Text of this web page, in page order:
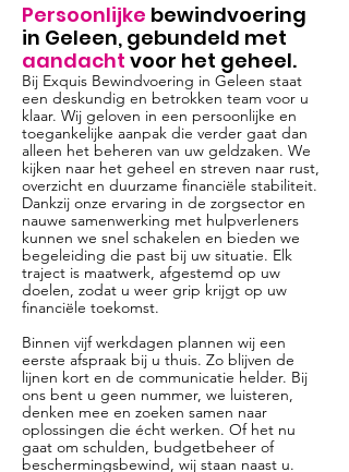
Persoonlijke bewindvoering
in Geleen, gebundeld met
aandacht voor het geheel.
Bij Exquis Bewindvoering in Geleen staat
een deskundig en betrokken team voor u
klaar. Wij geloven in een persoonlijke en
toegankelijke aanpak die verder gaat dan
alleen het beheren van uw geldzaken. We
kijken naar het geheel en streven naar rust,
overzicht en duurzame financiële stabiliteit.
Dankzij onze ervaring in de zorgsector en
nauwe samenwerking met hulpverleners
kunnen we snel schakelen en bieden we
begeleiding die past bij uw situatie. Elk
traject is maatwerk, afgestemd op uw
doelen, zodat u weer grip krijgt op uw
financiële toekomst.
Binnen vijf werkdagen plannen wij een
eerste afspraak bij u thuis. Zo blijven de
lijnen kort en de communicatie helder. Bij
ons bent u geen nummer, we luisteren,
denken mee en zoeken samen naar
oplossingen die écht werken. Of het nu
gaat om schulden, budgetbeheer of
beschermingsbewind, wij staan naast u.